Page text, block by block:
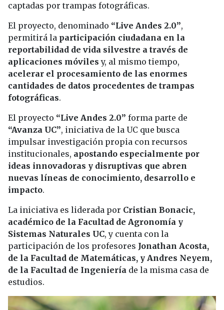
captadas por trampas fotográficas.
El proyecto, denominado “Live Andes 2.0”,
permitirá la participación ciudadana en la
reportabilidad de vida silvestre a través de
aplicaciones móviles y, al mismo tiempo,
acelerar el procesamiento de las enormes
cantidades de datos procedentes de trampas
fotográficas.
El proyecto “Live Andes 2.0” forma parte de
“Avanza UC”, iniciativa de la UC que busca
impulsar investigación propia con recursos
institucionales, apostando especialmente por
ideas innovadoras y disruptivas que abren
nuevas líneas de conocimiento, desarrollo e
impacto.
La iniciativa es liderada por Cristian Bonacic,
académico de la Facultad de Agronomía y
Sistemas Naturales UC, y cuenta con la
participación de los profesores Jonathan Acosta,
de la Facultad de Matemáticas, y Andres Neyem,
de la Facultad de Ingeniería de la misma casa de
estudios.